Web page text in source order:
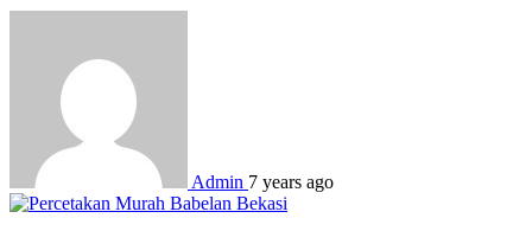
Admin 7 years ago